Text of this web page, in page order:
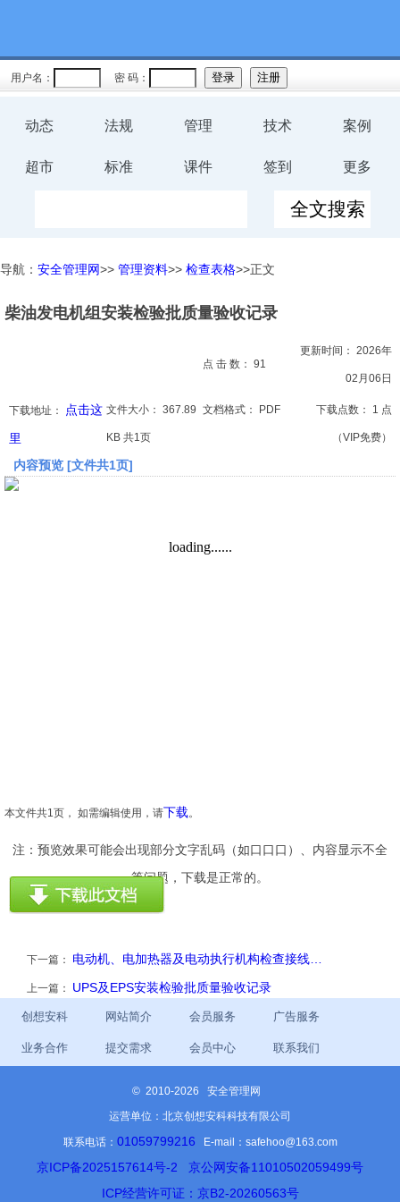
用户名： 密 码：
动态 法规 管理 技术 案例
超市 标准 课件 签到 更多
规程
预案
评价
生
环保
论文
导航： 安全管理网>> 管理资料>> 检查表格>>正文
柴油发电机组安装检验批质量验收记录
点 击 数： 91
更新时间： 2026年
02月06日
下载地址：
点击这
里
文件大小： 367.89
KB 共1页
文档格式： PDF 下载点数： 1 点
（VIP免费）
内容预览 [文件共1页]
本文件共1页， 如需编辑使用，请下载。
注：预览效果可能会出现部分文字乱码（如口口口）、内容显示不全
等问题，下载是正常的。
下一篇： 电动机、电加热器及电动执行机构检查接线…
上一篇： UPS及EPS安装检验批质量验收记录
创想安科 网站简介 会员服务 广告服务
业务合作 提交需求 会员中心 联系我们
© 2010-2026 安全管理网
运营单位：北京创想安科科技有限公司
联系电话： 01059799216 E-mail：safehoo@163.com
京ICP备2025157614号-2
京公网安备11010502059499号
ICP经营许可证：京B2-20260563号